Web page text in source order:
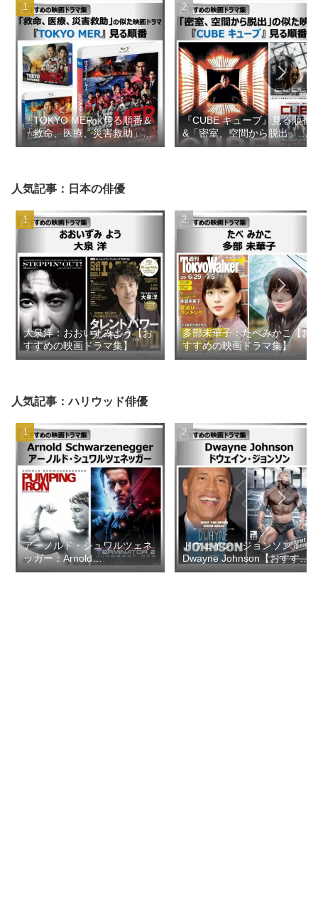
『TOKYO MER』見る順番＆
「救命、医療、災害救助」の
似た映画ドラマ【おすすめの
『CUBE キューブ』見る順番
&「密室、空間から脱出」の
似た映画【おすすめの映画ド
人気記事：日本の俳優
大泉洋：おおいずみよう【お
すすめの映画ドラマ集】
多部未華子：たべみかこ【お
すすめの映画ドラマ集】
人気記事：ハリウッド俳優
アーノルド・シュワルツェネ
ッガー：Arnold
Schwarzenegger【おすすめ
ドウェイン・ジョンソン：
Dwayne Johnson【おすすめ
の映画ドラマ集】